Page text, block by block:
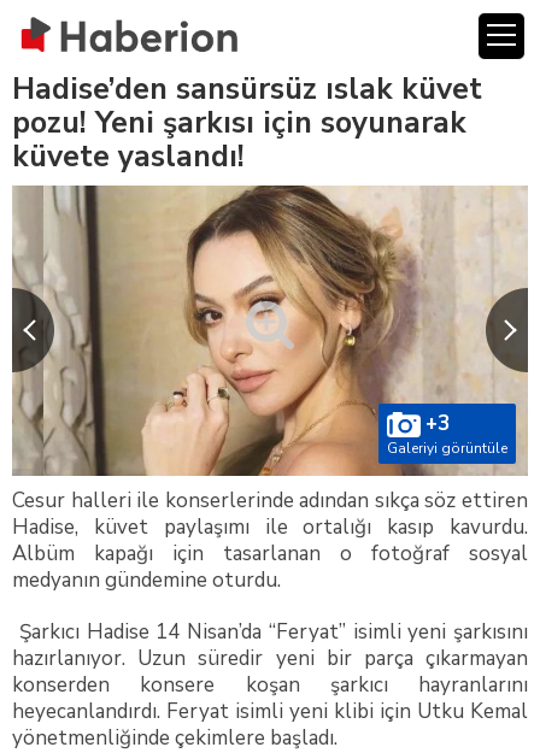
Hadise’den sansürsüz ıslak küvet
pozu! Yeni şarkısı için soyunarak
küvete yaslandı!
+3
Galeriyi görüntüle
Cesur halleri ile konserlerinde adından sıkça söz ettiren
Hadise, küvet paylaşımı ile ortalığı kasıp kavurdu.
Albüm kapağı için tasarlanan o fotoğraf sosyal
medyanın gündemine oturdu.
Şarkıcı Hadise 14 Nisan’da “Feryat” isimli yeni şarkısını
hazırlanıyor. Uzun süredir yeni bir parça çıkarmayan
konserden konsere koşan şarkıcı hayranlarını
heyecanlandırdı. Feryat isimli yeni klibi için Utku Kemal
yönetmenliğinde çekimlere başladı.